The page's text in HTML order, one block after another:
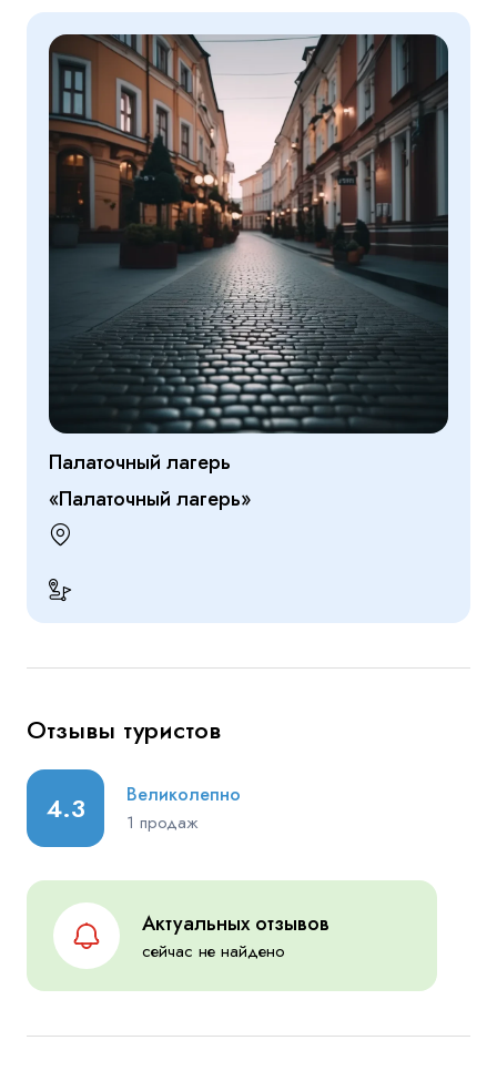
Палаточный лагерь
«Палаточный лагерь»
Отзывы туристов
4.3 Великолепно
1 продаж
Актуальных отзывов
сейчас не найдено